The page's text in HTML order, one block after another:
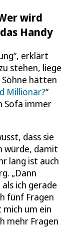
wird
Handy
erklärt
stehen, liege
hätten
Millionär?“
Sofa immer
dass sie
würde, damit
lang ist auch
„Dann
ich gerade
fünf Fragen
um ein
mehr Fragen